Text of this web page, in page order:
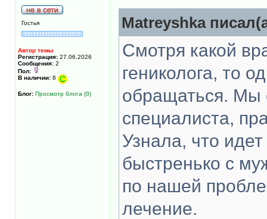
Гостья
Автор темы
Регистрация: 27.06.2026
Сообщения: 2
Пол:
В наличии: 8
Блог: Просмотр блога (0)
Matreyshka
Смотря какой
гениколога, то
обращаться. Мы
специалиста,
Узнала, что
быстренько с
по нашей
лечение.